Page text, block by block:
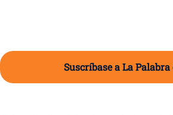
Suscríbase a La